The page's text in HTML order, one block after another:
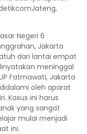
Negeri 6
Jakarta
dari lantai empat
meninggal
Fatmawati, Jakarta
oleh aparat
Kasus ini harus
yang sangat
mulai menjadi
ini.